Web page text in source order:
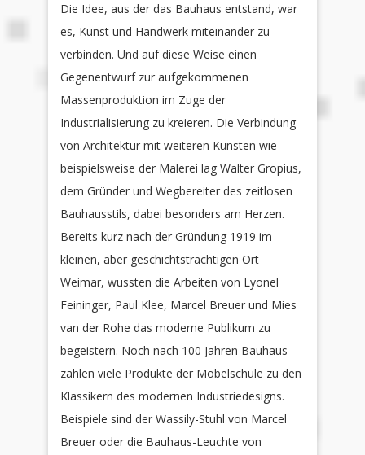
Die Idee, aus der das Bauhaus entstand, war
es, Kunst und Handwerk miteinander zu
verbinden. Und auf diese Weise einen
Gegenentwurf zur aufgekommenen
Massenproduktion im Zuge der
Industrialisierung zu kreieren. Die Verbindung
von Architektur mit weiteren Künsten wie
beispielsweise der Malerei lag Walter Gropius,
dem Gründer und Wegbereiter des zeitlosen
Bauhausstils, dabei besonders am Herzen.
Bereits kurz nach der Gründung 1919 im
kleinen, aber geschichtsträchtigen Ort
Weimar, wussten die Arbeiten von Lyonel
Feininger, Paul Klee, Marcel Breuer und Mies
van der Rohe das moderne Publikum zu
begeistern. Noch nach 100 Jahren Bauhaus
zählen viele Produkte der Möbelschule zu den
Klassikern des modernen Industriedesigns.
Beispiele sind der Wassily-Stuhl von Marcel
Breuer oder die Bauhaus-Leuchte von